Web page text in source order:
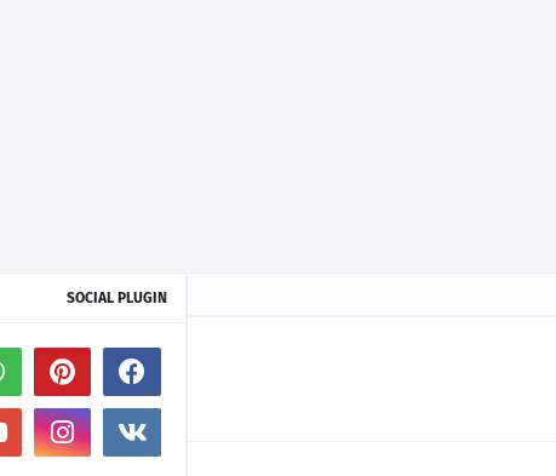
SOCIAL PLUGIN